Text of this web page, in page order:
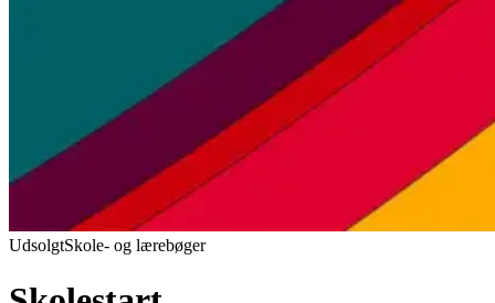
UdsolgtSkole- og lærebøger